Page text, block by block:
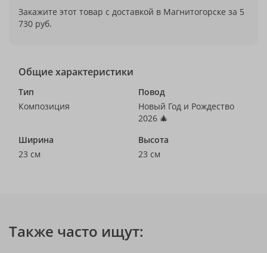
Закажите этот товар с доставкой в Магнитогорске за 5
730 руб.
Общие характеристики
Тип
Композиция
Повод
Новый Год и Рождество
2026 🎄
Ширина
23 см
Высота
23 см
Также часто ищут: